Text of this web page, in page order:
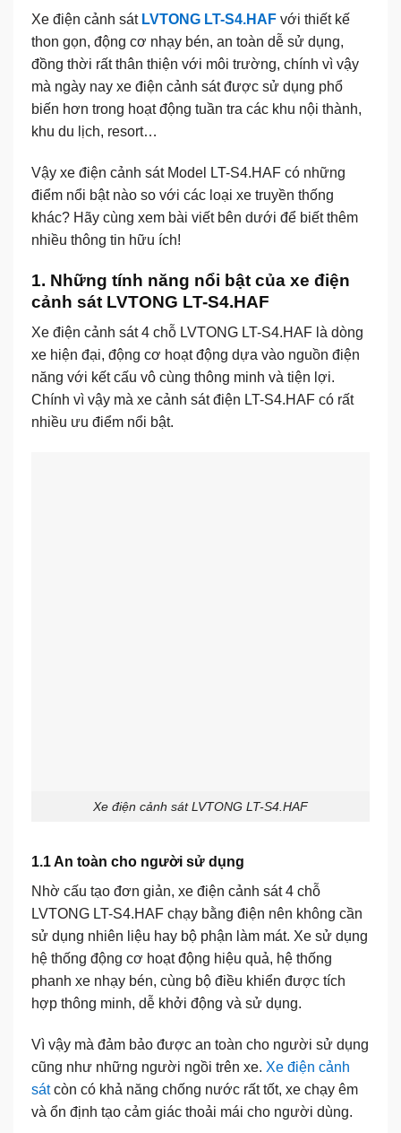
Xe điện cảnh sát LVTONG LT-S4.HAF với thiết kế
thon gọn, động cơ nhạy bén, an toàn dễ sử dụng,
đồng thời rất thân thiện với môi trường, chính vì vậy
mà ngày nay xe điện cảnh sát được sử dụng phổ
biến hơn trong hoạt động tuần tra các khu nội thành,
khu du lịch, resort…
Vậy xe điện cảnh sát Model LT-S4.HAF có những
điểm nổi bật nào so với các loại xe truyền thống
khác? Hãy cùng xem bài viết bên dưới để biết thêm
nhiều thông tin hữu ích!
1. Những tính năng nổi bật của xe điện
cảnh sát LVTONG LT-S4.HAF
Xe điện cảnh sát 4 chỗ LVTONG LT-S4.HAF là dòng
xe hiện đại, động cơ hoạt động dựa vào nguồn điện
năng với kết cấu vô cùng thông minh và tiện lợi.
Chính vì vậy mà xe cảnh sát điện LT-S4.HAF có rất
nhiều ưu điểm nổi bật.
Xe điện cảnh sát LVTONG LT-S4.HAF
1.1 An toàn cho người sử dụng
Nhờ cấu tạo đơn giản, xe điện cảnh sát 4 chỗ
LVTONG LT-S4.HAF chạy bằng điện nên không cần
sử dụng nhiên liệu hay bộ phận làm mát. Xe sử dụng
hệ thống động cơ hoạt động hiệu quả, hệ thống
phanh xe nhạy bén, cùng bộ điều khiển được tích
hợp thông minh, dễ khởi động và sử dụng.
Vì vậy mà đảm bảo được an toàn cho người sử dụng
cũng như những người ngồi trên xe. Xe điện cảnh
sátcòn có khả năng chống nước rất tốt, xe chạy êm
và ổn định tạo cảm giác thoải mái cho người dùng.